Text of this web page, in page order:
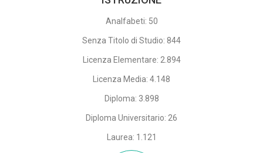
Analfabeti: 50
Senza Titolo di Studio: 844
Licenza Elementare: 2.894
Licenza Media: 4.148
Diploma: 3.898
Diploma Universitario: 26
Laurea: 1.121